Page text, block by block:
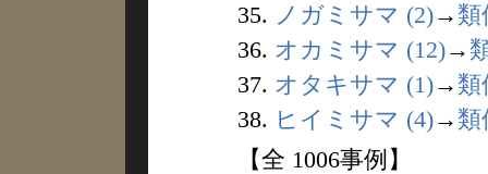
35. ノガミサマ (2)→ 類
36. オカミサマ (12)→
37. オタキサマ (1)→ 類
38. ヒイミサマ (4)→ 類
【全 1006事例】